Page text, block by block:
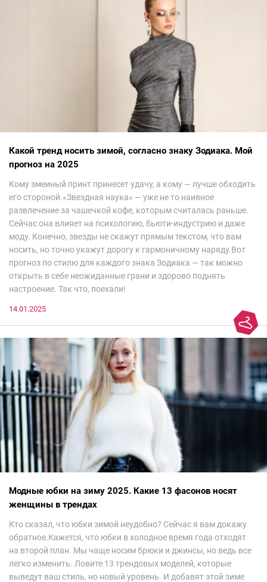
Какой тренд носить зимой, согласно знаку Зодиака. Мой
прогноз на 2025
Кому змеиный принт принесет удачу, а кому — лучше обходить
его стороной.«Звездная наука» — уже не то наивное
развлечение за чашечкой кофе, которым считалась раньше.
Сейчас она влияет на психологию, бьюти-индустрию и даже
моду. Конечно, звезды не скажут прямым текстом, что вам
носить, но точно укажут дорогу к гармоничному наряду.Вот
прогноз по стилю для каждого знака Зодиака — так можно
открыть в себе неожиданные грани и здорово поднять
настроение. Так что, поехали!
14.01.2025
Модные юбки на зиму 2025. Какие 13 фасонов носят
женщины в трендах
Кто сказал, что юбки зимой неудобно? Сейчас я вам докажу
обратное.Кажется, что юбки в холодное время года отходят
на второй план. Мы чаще носим брюки и джинсы, но ведь все
легко изменить. Ловите 13 трендовых моделей, которые
выведут ваш стиль, но новый уровень. И добавят этой зиме